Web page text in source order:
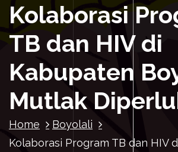
Kolaborasi
TB dan HIV di
Kabupaten
Mutlak
Home
Boyolali
Kolaborasi Program TB dan HIV